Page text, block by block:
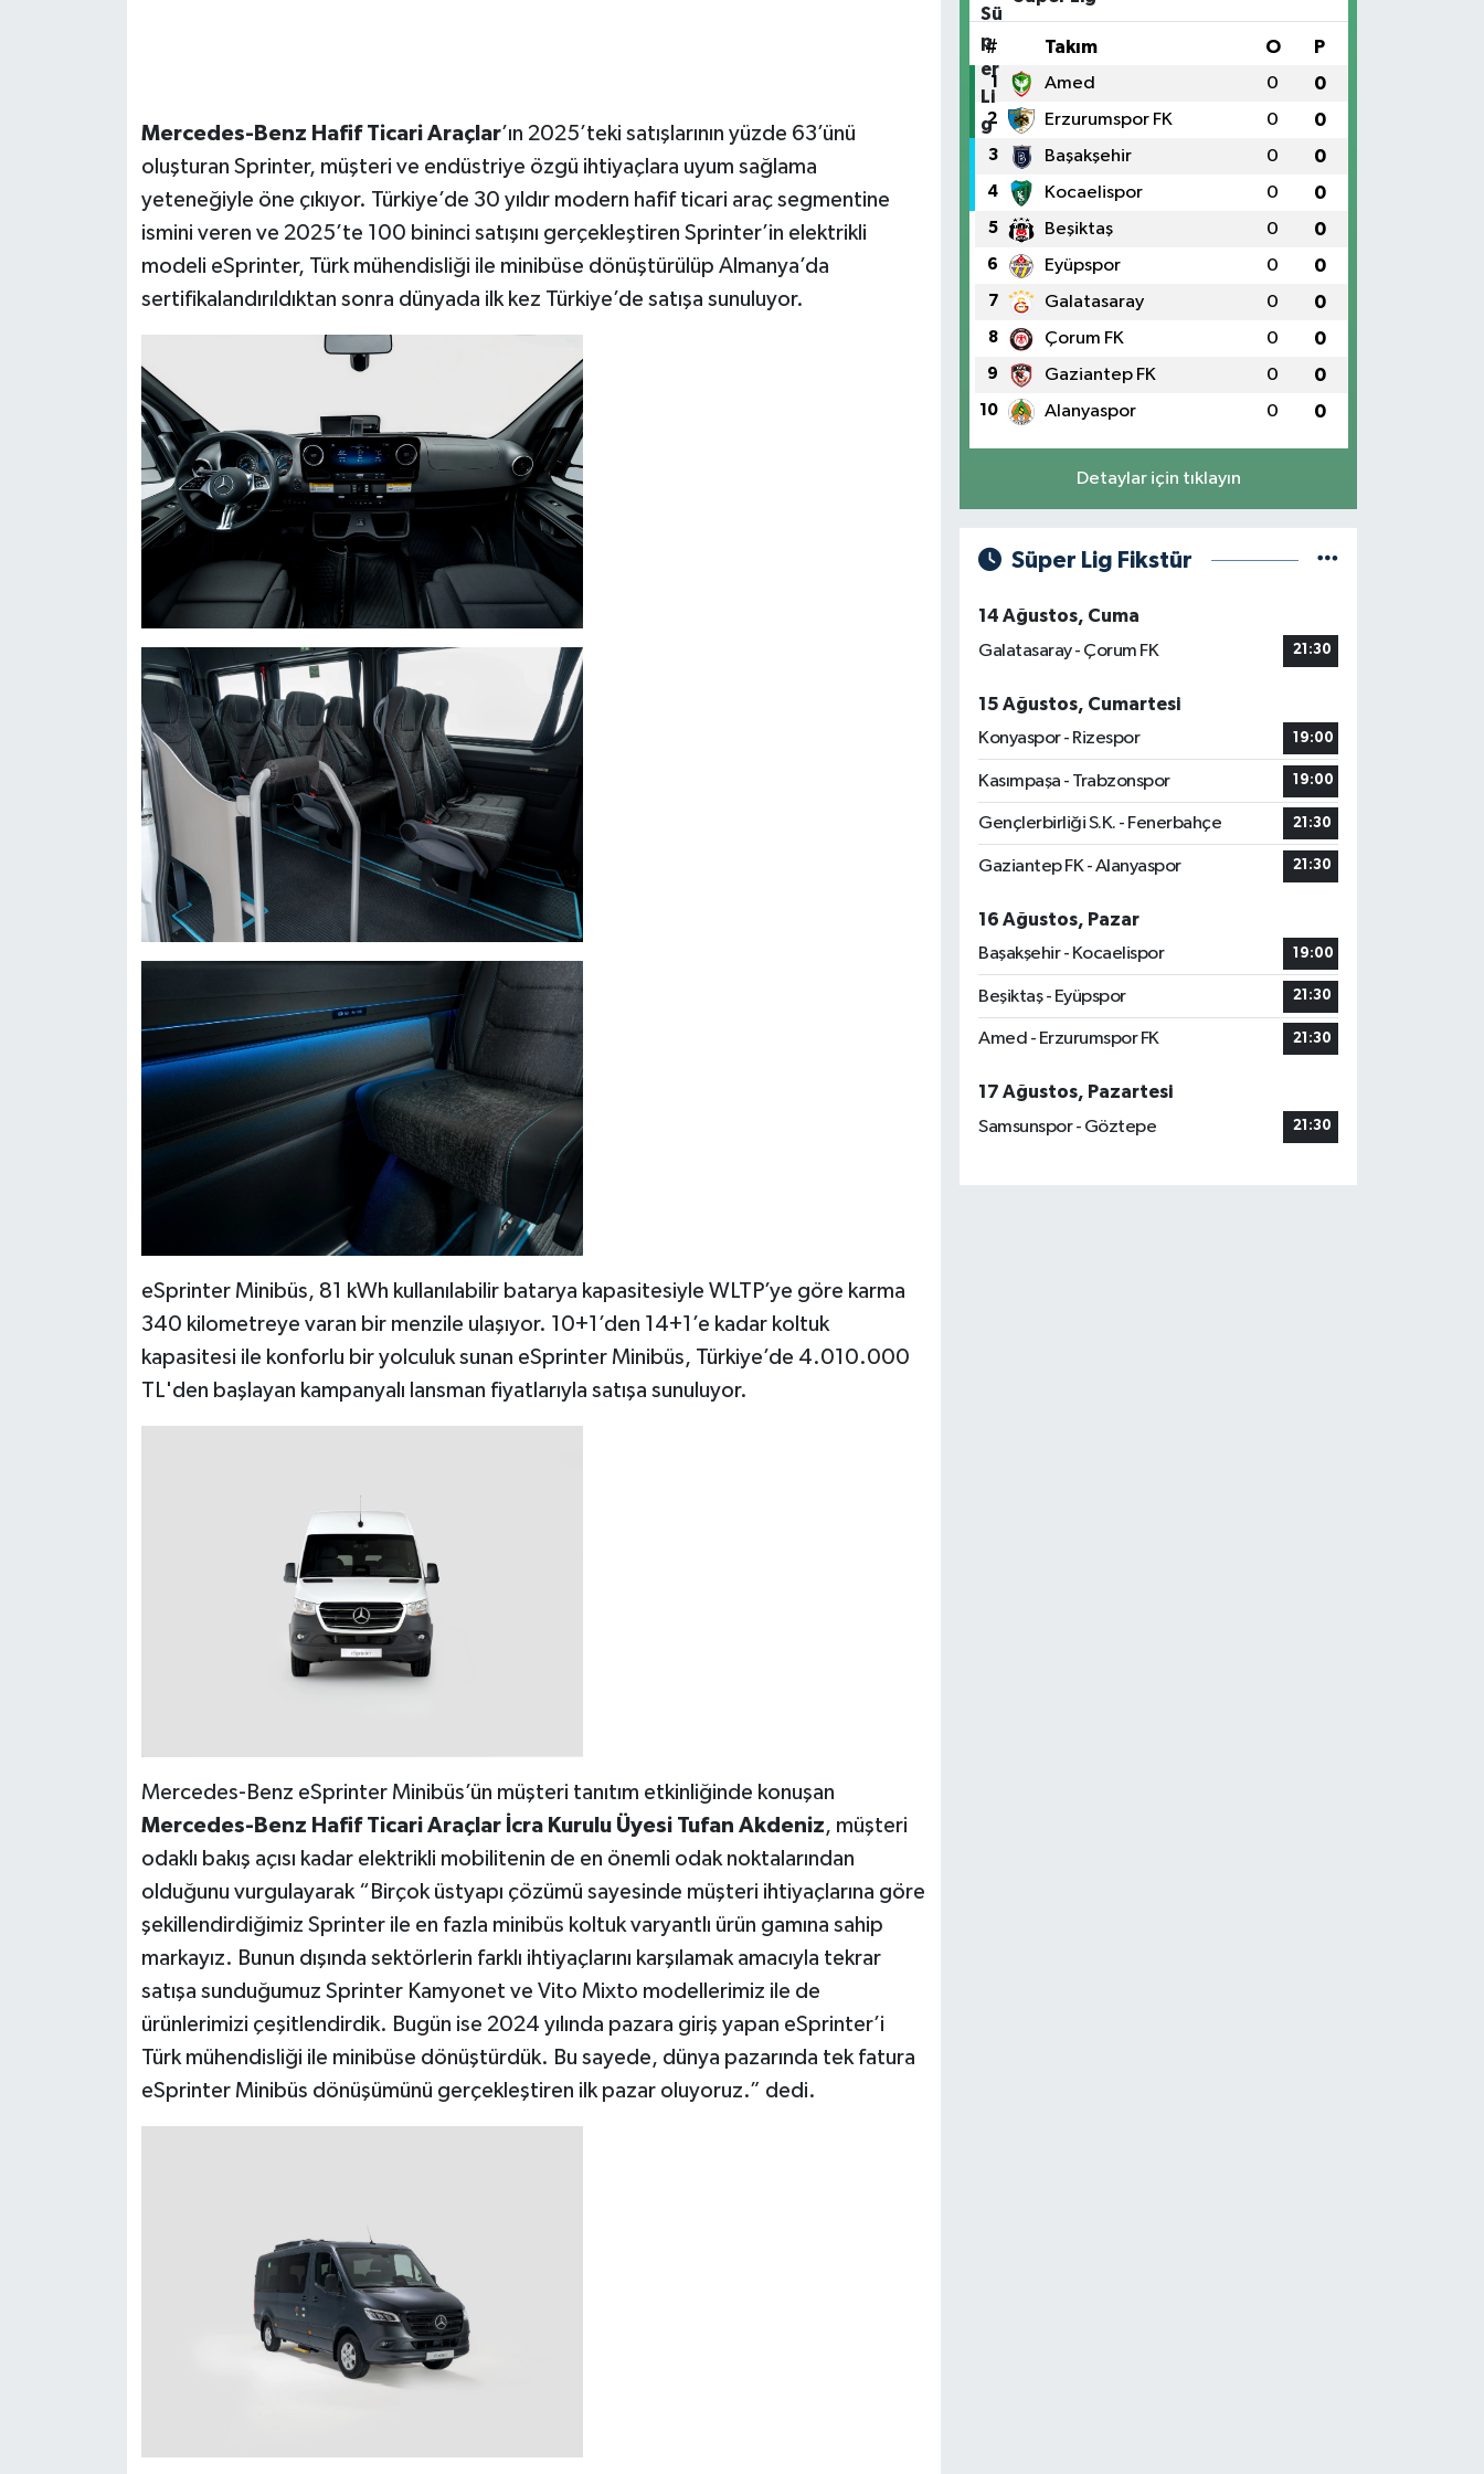
Mercedes-Benz Hafif Ticari Araçlar’ın 2025’teki satışlarının yüzde 63’ünü
oluşturan Sprinter, müşteri ve endüstriye özgü ihtiyaçlara uyum sağlama
yeteneğiyle öne çıkıyor. Türkiye’de 30 yıldır modern hafif ticari araç segmentine
ismini veren ve 2025’te 100 bininci satışını gerçekleştiren Sprinter’in elektrikli
modeli eSprinter, Türk mühendisliği ile minibüse dönüştürülüp Almanya’da
sertifikalandırıldıktan sonra dünyada ilk kez Türkiye’de satışa sunuluyor.
eSprinter Minibüs, 81 kWh kullanılabilir batarya kapasitesiyle WLTP’ye göre karma
340 kilometreye varan bir menzile ulaşıyor. 10+1’den 14+1’e kadar koltuk
kapasitesi ile konforlu bir yolculuk sunan eSprinter Minibüs, Türkiye’de 4.010.000
TL'den başlayan kampanyalı lansman fiyatlarıyla satışa sunuluyor.
Mercedes-Benz eSprinter Minibüs’ün müşteri tanıtım etkinliğinde konuşan
Mercedes-Benz Hafif Ticari Araçlar İcra Kurulu Üyesi Tufan Akdeniz, müşteri
odaklı bakış açısı kadar elektrikli mobilitenin de en önemli odak noktalarından
olduğunu vurgulayarak “Birçok üstyapı çözümü sayesinde müşteri ihtiyaçlarına göre
şekillendirdiğimiz Sprinter ile en fazla minibüs koltuk varyantlı ürün gamına sahip
markayız. Bunun dışında sektörlerin farklı ihtiyaçlarını karşılamak amacıyla tekrar
satışa sunduğumuz Sprinter Kamyonet ve Vito Mixto modellerimiz ile de
ürünlerimizi çeşitlendirdik. Bugün ise 2024 yılında pazara giriş yapan eSprinter’i
Türk mühendisliği ile minibüse dönüştürdük. Bu sayede, dünya pazarında tek fatura
eSprinter Minibüs dönüşümünü gerçekleştiren ilk pazar oluyoruz.” dedi.
# Takım O P
1 Amed 0 0
2 Erzurumspor FK 0 0
3 Başakşehir 0 0
4 Kocaelispor 0 0
5 Beşiktaş 0 0
6 Eyüpspor 0 0
7 Galatasaray 0 0
8 Çorum FK 0 0
9 Gaziantep FK 0 0
10 Alanyaspor 0 0
Detaylar için tıklayın
Süper Lig Fikstür
14 Ağustos, Cuma
Galatasaray - Çorum FK
21:30
15 Ağustos, Cumartesi
Konyaspor - Rizespor
19:00
Kasımpaşa - Trabzonspor 19:00
Gençlerbirliği S.K. - Fenerbahçe 21:30
Gaziantep FK - Alanyaspor 21:30
16 Ağustos, Pazar
Başakşehir - Kocaelispor
19:00
Beşiktaş - Eyüpspor 21:30
Amed - Erzurumspor FK 21:30
17 Ağustos, Pazartesi
Samsunspor - Göztepe
21:30